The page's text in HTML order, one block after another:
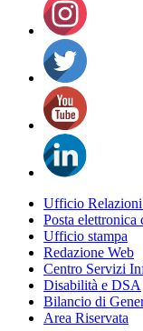
Ufficio
Posta elettronica
Ufficio stampa
Redazione Web
Centro Servizi
Disabilità e DSA
Bilancio di
Area Riservata